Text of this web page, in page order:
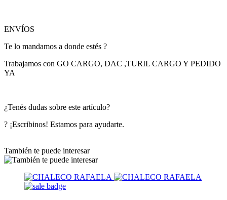
ENVÍOS
Te lo mandamos a donde estés ?
Trabajamos con GO CARGO, DAC ,TURIL CARGO Y PEDIDO
YA
¿Tenés dudas sobre este artículo?
? ¡Escribinos! Estamos para ayudarte.
También te puede interesar